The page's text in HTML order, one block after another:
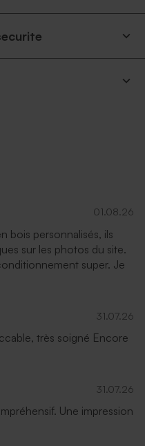
01.08.26
bois personnalisés, ils
sur les photos du site.
super. Je
31.07.26
très soigné Encore
31.07.26
Une impression